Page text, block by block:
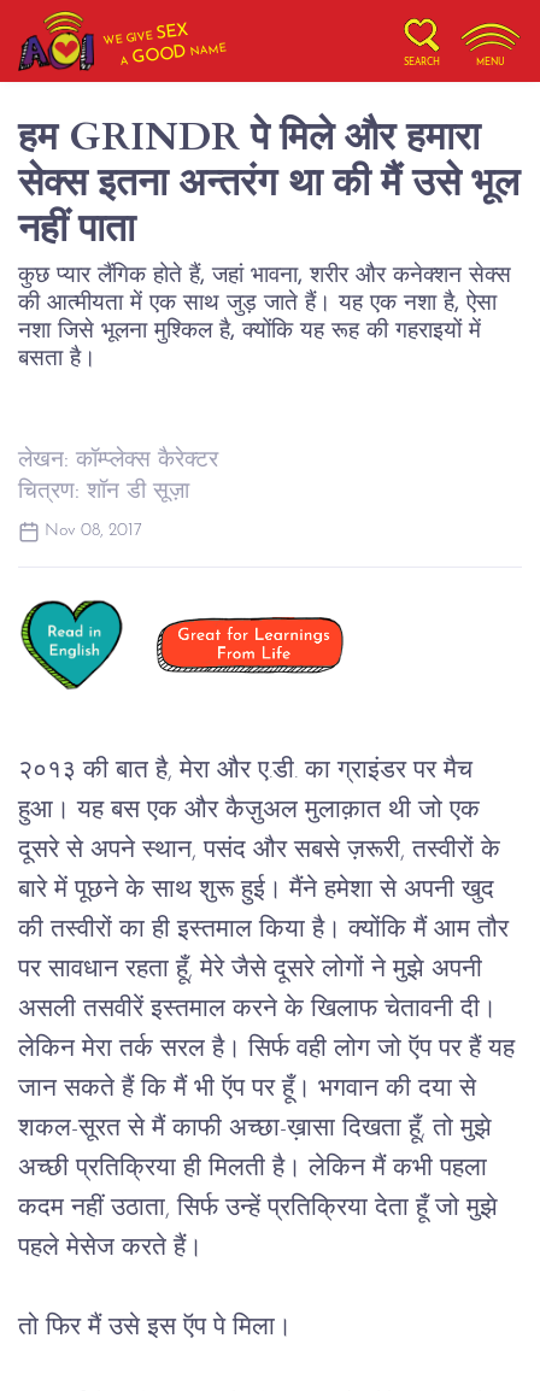
WE GIVESEX
AGOOD NAME
SEARCH MENU
हम GRINDR पे मिले और हमारा
सेक्स इतना अन्तरंग था की मैं उसे भूल
नहीं पाता
कुछ प्यार लैंगिक होते हैं, जहां भावना, शरीर और कनेक्शन सेक्स
की आत्मीयता में एक साथ जुड़ जाते हैं। यह एक नशा है, ऐसा
नशा जिसे भूलना मुश्किल है, क्योंकि यह रूह की गहराइयों में
बसता है।
लेखन: कॉम्प्लेक्स कैरेक्टर
चित्रण: शॉन डी सूज़ा
Nov 08, 2017
२०१३ की बात है, मेरा और ए.डी. का ग्राइंडर पर मैच
हुआ। यह बस एक और कैज़ुअल मुलाक़ात थी जो एक
दूसरे से अपने स्थान, पसंद और सबसे ज़रूरी, तस्वीरों के
बारे में पूछने के साथ शुरू हुई। मैंने हमेशा से अपनी खुद
की तस्वीरों का ही इस्तमाल किया है। क्योंकि मैं आम तौर
पर सावधान रहता हूँ, मेरे जैसे दूसरे लोगों ने मुझे अपनी
असली तसवीरें इस्तमाल करने के खिलाफ चेतावनी दी।
लेकिन मेरा तर्क सरल है। सिर्फ वही लोग जो ऍप पर हैं यह
जान सकते हैं कि मैं भी ऍप पर हूँ। भगवान की दया से
शकल-सूरत से मैं काफी अच्छा-ख़ासा दिखता हूँ, तो मुझे
अच्छी प्रतिक्रिया ही मिलती है। लेकिन मैं कभी पहला
कदम नहीं उठाता, सिर्फ उन्हें प्रतिक्रिया देता हूँ जो मुझे
पहले मेसेज करते हैं।
तो फिर मैं उसे इस ऍप पे मिला।